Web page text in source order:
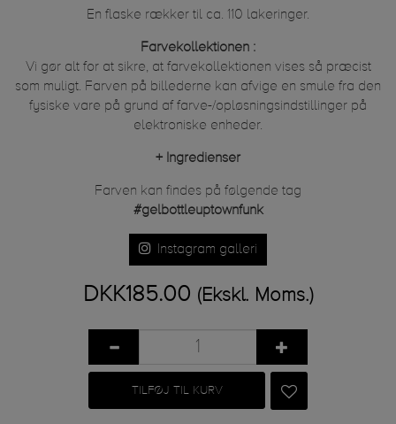
En flaske rækker til ca. 110 lakeringer.
Farvekollektionen :
Vi gør alt for at sikre, at farvekollektionen vises så præcist
som muligt. Farven på billederne kan afvige en smule fra den
fysiske vare på grund af farve-/opløsningsindstillinger på
elektroniske enheder.
+ Ingredienser
Farven kan findes på følgende tag
#gelbottleuptownfunk
Instagram galleri
DKK185.00 (Ekskl. Moms.)
TILFØJ TIL KURV